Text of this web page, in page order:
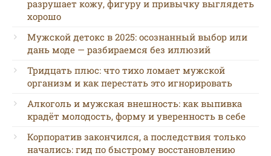
разрушает кожу, фигуру и привычку выглядеть
хорошо
Мужской детокс в 2025: осознанный выбор или
дань моде — разбираемся без иллюзий
Тридцать плюс: что тихо ломает мужской
организм и как перестать это игнорировать
Алкоголь и мужская внешность: как выпивка
крадёт молодость, форму и уверенность в себе
Корпоратив закончился, а последствия только
начались: гид по быстрому восстановлению